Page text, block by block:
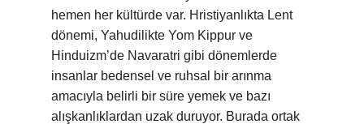
hemen her kültürde var. Hristiyanlıkta Lent
dönemi, Yahudilikte Yom Kippur ve
Hinduizm’de Navaratri gibi dönemlerde
insanlar bedensel ve ruhsal bir arınma
amacıyla belirli bir süre yemek ve bazı
alışkanlıklardan uzak duruyor. Burada ortak